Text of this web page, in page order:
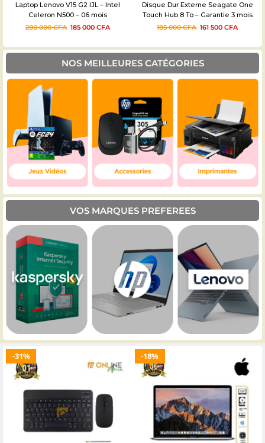
Disque Dur Externe Seagate One
Touch Hub 8 To – Garantie 3 mois
185 000CFA 161 500 CFA
Laptop HP 15s-FQ0008NIA Celeron
N4120 – 15,6 pouces – 512/4GB –
06mois
215 999CFA 200 000CFA
NOS MEILLEURES CATÉGORIES
VOS MARQUES PREFEREES
31% 18%